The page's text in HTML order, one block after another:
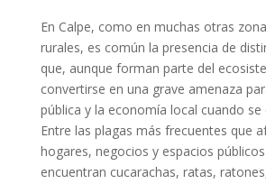
En Calpe, como en muchas otras
rurales, es común la presencia de
que, aunque forman parte del
convertirse en una grave amenaza
pública y la economía local cuando se
Entre las plagas más frecuentes que
hogares, negocios y espacios
encuentran cucarachas, ratas,